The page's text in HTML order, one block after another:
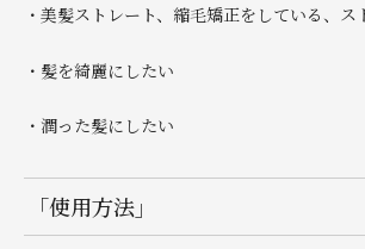
・美髪ストレート、縮毛矯正をしている、ス
・髪を綺麗にしたい
・潤った髪にしたい
「使用方法」